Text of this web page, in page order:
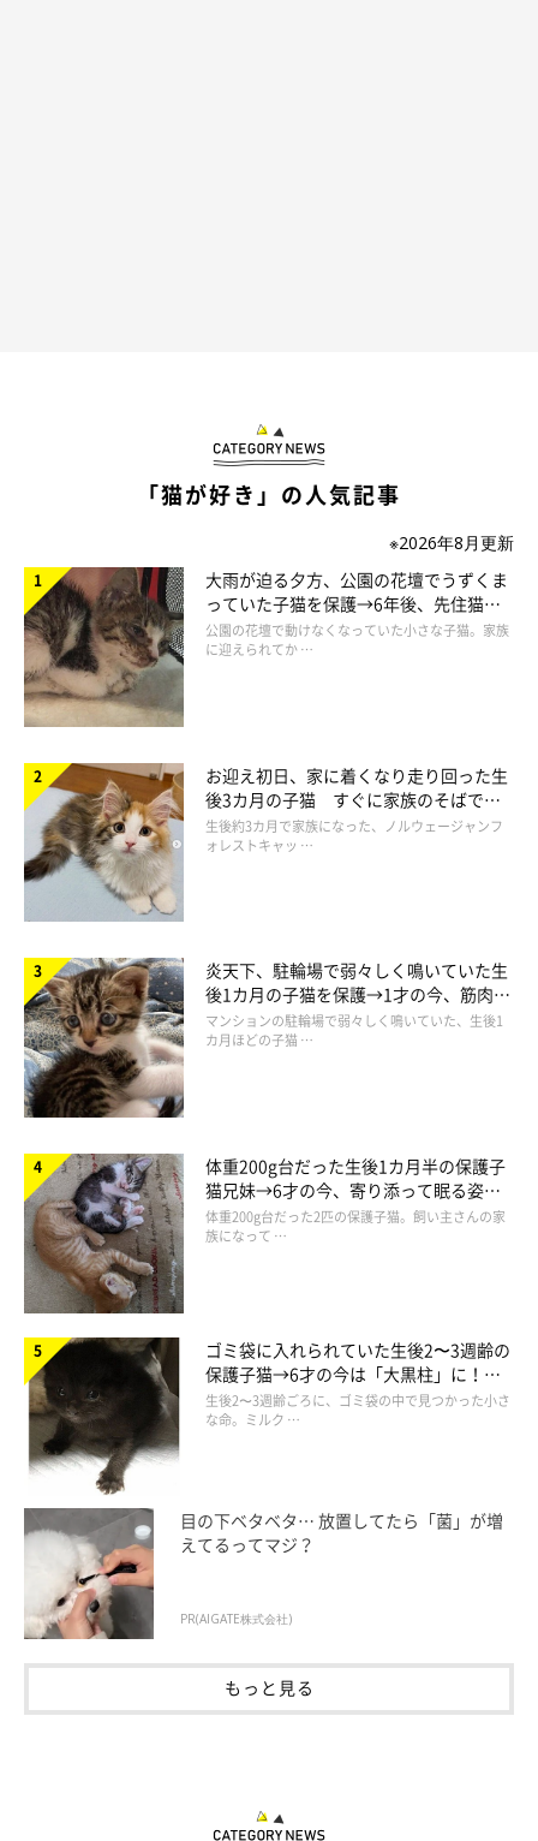
“気をつけ”の姿勢で熟睡
「最高級に可愛い」「人間の赤ちゃんみたい」 あくびをする猫にファン大興奮♡（ねこ
のきもちWEB MAGAZINE）
「Instagramユーザー@chavata2023さんが愛猫・茶太くんの子
猫時代の寝姿をアップしたところ、『最高級に可愛い』と大反響
る茶太くんの姿は、ずっと見ていられますね」（ねこのきもち
WEB MAGAZINE編集長）
「猫が好き」の人気記事
※2026年8月更新
大雨が迫る夕方、公園の花壇でうずくま
っていた子猫を保護→6年後、先住猫
と“姉妹”のような関係に
公園の花壇で動けなくなっていた小さな子猫。家族
に迎えられてか …
お迎え初日、家に着くなり走り回った生
後3カ月の子猫 すぐに家族のそばで落
ち着く姿に「迎えてよかった」
生後約3カ月で家族になった、ノルウェージャンフ
ォレストキャッ …
炎天下、駐輪場で弱々しく鳴いていた生
後1カ月の子猫を保護→1才の今、筋肉質
でツンデレなコに成長
マンションの駐輪場で弱々しく鳴いていた、生後1
カ月ほどの子猫 …
体重200g台だった生後1カ月半の保護子
猫兄妹→6才の今、寄り添って眠る姿に
ほっこり！
体重200g台だった2匹の保護子猫。飼い主さんの家
族になって …
ゴミ袋に入れられていた生後2〜3週齢の
保護子猫→6才の今は「大黒柱」に！
美しい黒猫に成長した姿にグッとくる
生後2〜3週齢ごろに、ゴミ袋の中で見つかった小さ
な命。ミルク …
目の下ベタベタ… 放置してたら「菌」が増
えてるってマジ？
PR(AIGATE株式会社)
もっと見る